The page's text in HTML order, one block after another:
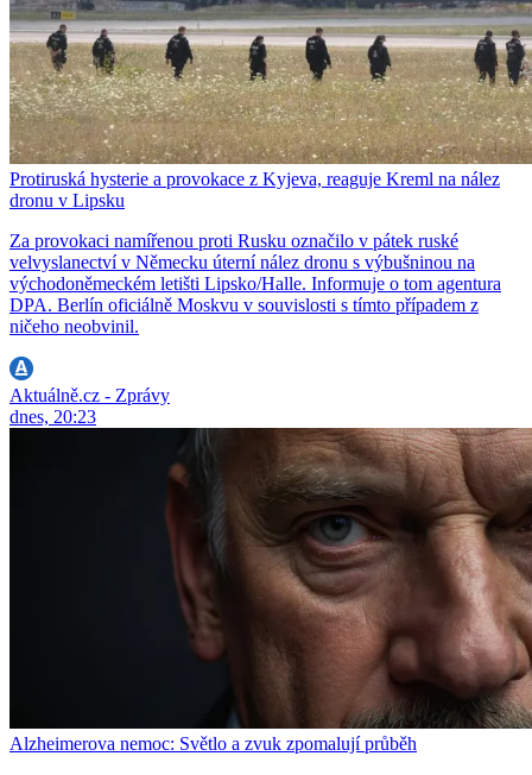
Protiruská hysterie a provokace z Kyjeva, reaguje Kreml na nález
dronu v Lipsku
Za provokaci namířenou proti Rusku označilo v pátek ruské
velvyslanectví v Německu úterní nález dronu s výbušninou na
východoněmeckém letišti Lipsko/Halle. Informuje o tom agentura
DPA. Berlín oficiálně Moskvu v souvislosti s tímto případem z
ničeho neobvinil.
Aktuálně.cz - Zprávy
dnes, 20:23
Alzheimerova nemoc: Světlo a zvuk zpomalují průběh